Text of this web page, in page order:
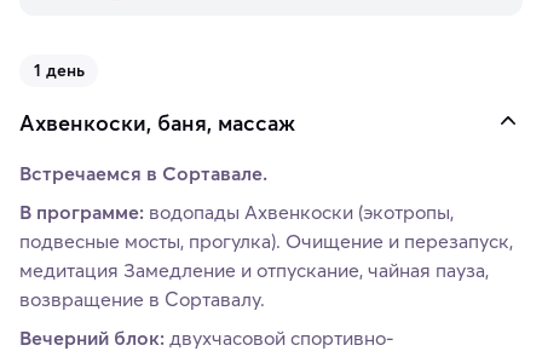
1 день
Ахвенкоски, баня, массаж
Встречаемся в Сортавале.
В программе: водопады Ахвенкоски (экотропы,
подвесные мосты, прогулка). Очищение и перезапуск,
медитация Замедление и отпускание, чайная пауза,
возвращение в Сортавалу.
Вечерний блок: двухчасовой спортивно-